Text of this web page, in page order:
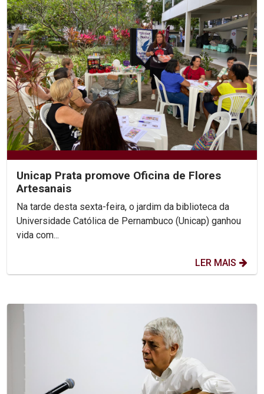
Unicap Prata promove Oficina de Flores
Artesanais
Na tarde desta sexta-feira, o jardim da biblioteca da
Universidade Católica de Pernambuco (Unicap) ganhou
vida com...
LER MAIS